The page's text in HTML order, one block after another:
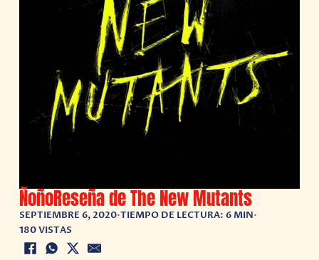
ÑoñoReseña de The New Mutants
SEPTIEMBRE 6, 2020•TIEMPO DE LECTURA: 6 MIN•
180 VISTAS